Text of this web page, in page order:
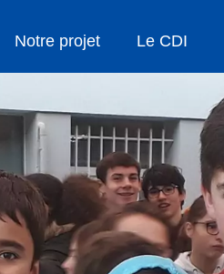
Notre projet Le CDI